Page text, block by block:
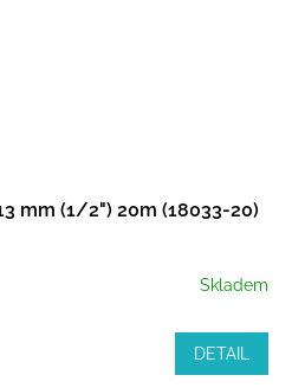
mm (1/2") 20m (18033-20)
Skladem
DETAIL